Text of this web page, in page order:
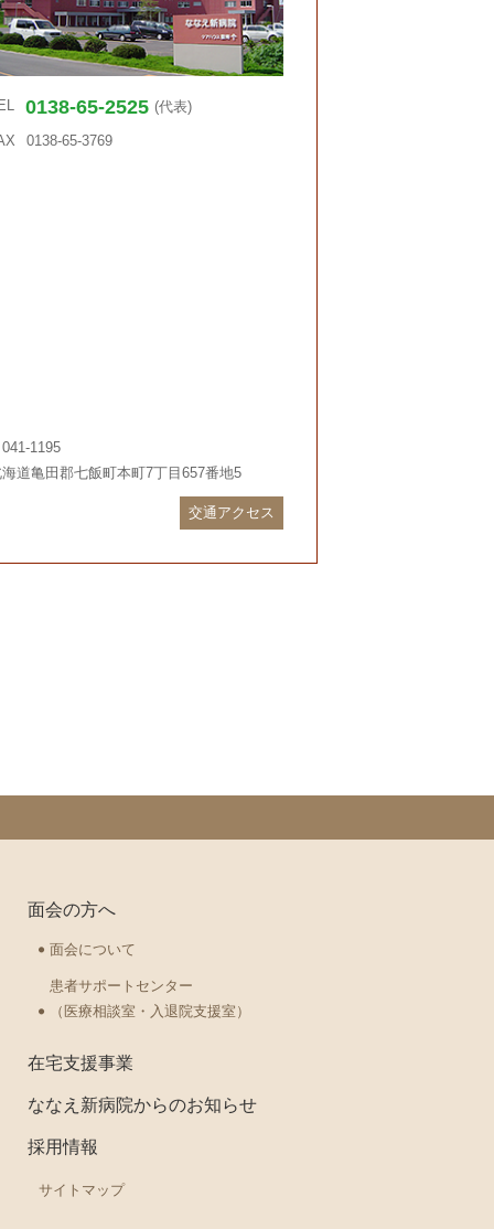
0138-65-2525 (代表)
0138-65-3769
1195
道亀田郡七飯町本町7丁目657番地5
交通アクセス
面会の方へ
面会について
患者サポートセンター
（医療相談室・入退院支援室）
在宅支援事業
ななえ新病院からのお知らせ
採用情報
サイトマップ